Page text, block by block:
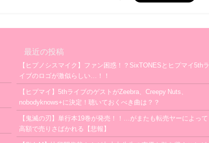
最近の投稿
【ヒプノシスマイク】ファン困惑！？SixTONESとヒプマイ5thラ
イブのロゴが激似らしい…！！
【ヒプマイ】5thライブのゲストがZeebra、Creepy Nuts、
nobodyknows+に決定！聴いておくべき曲は？？
【鬼滅の刃】単行本19巻が発売！！…がまたも転売ヤーによって
高額で売りさばかれる【悲報】